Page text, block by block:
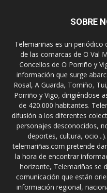
SOBRE
Telemariñas es un
de las comarcas de O Val
Concellos de O Porriño y
información que surge
Rosal, A Guarda, Tomiño,
Porriño y Vigo, dirigiéndose
de 420.000 habitantes.
difusión a los diferentes
personajes desconocidos,
deportes, cultura,
telemariñas.com pretende
la hora de encontrar
horizonte, Telemariñas se
comunicación que están
información regional,